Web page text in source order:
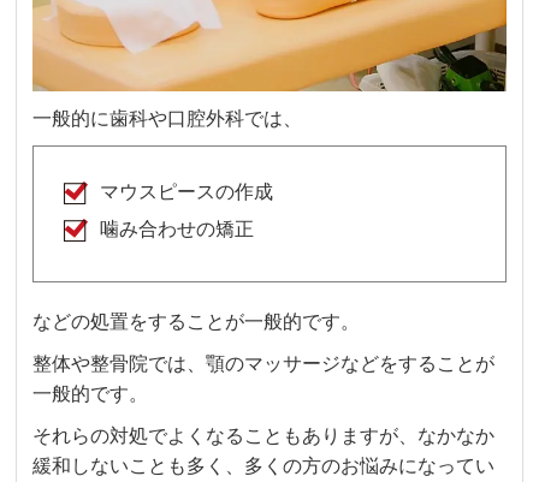
一般的に歯科や口腔外科では、
マウスピースの作成
噛み合わせの矯正
などの処置をすることが一般的です。
整体や整骨院では、顎のマッサージなどをすることが
一般的です。
それらの対処でよくなることもありますが、なかなか
緩和しないことも多く、多くの方のお悩みになってい